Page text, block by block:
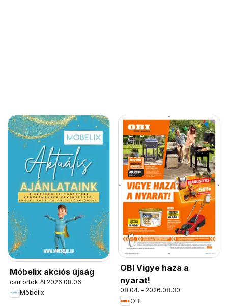
Möbelix akciós újság
csütörtöktől 2026.08.06.
Möbelix
OBI Vigye haza a
nyarat!
08.04. - 2026.08.30.
OBI